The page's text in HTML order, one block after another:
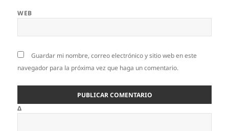
WEB
Guardar mi nombre, correo electrónico y sitio web en este
navegador para la próxima vez que haga un comentario.
Δ